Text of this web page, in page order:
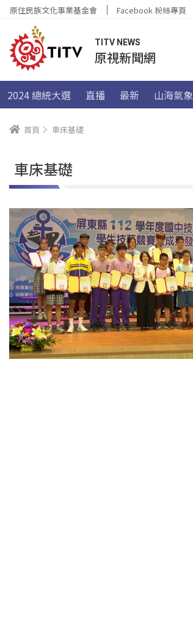
原住民族文化事業基金會 Facebook 粉絲專頁
TITV NEWS
原視新聞網
2024 總統大選 直播 最新 山海氣象
首頁 車床基礎
車床基礎